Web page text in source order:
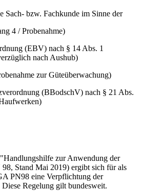
Sach- bzw. Fachkunde im Sinne der
4 / Probenahme)
(EBV) nach § 14 Abs. 1
nach Aushub)
zur Güteüberwachung)
(BBodschV) nach § 21 Abs.
zur Anwendung der
Stand Mai 2019) ergibt sich für als
PN98 eine Verpflichtung der
Regelung gilt bundesweit.